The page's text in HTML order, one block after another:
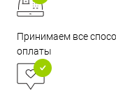
Принимаем все
оплаты